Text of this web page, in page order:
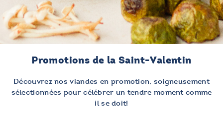
Promotions de la Saint-Valentin
Découvrez nos viandes en promotion, soigneusement
sélectionnées pour célébrer un tendre moment comme
il se doit!